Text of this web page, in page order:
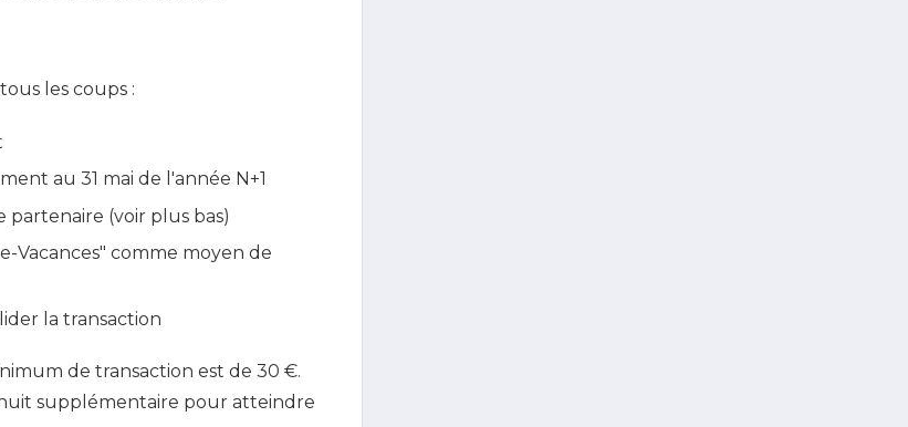
les coups :
au 31 mai de l'année N+1
(voir plus bas)
Vacances" comme moyen de
la transaction
de transaction est de 30 €.
supplémentaire pour atteindre